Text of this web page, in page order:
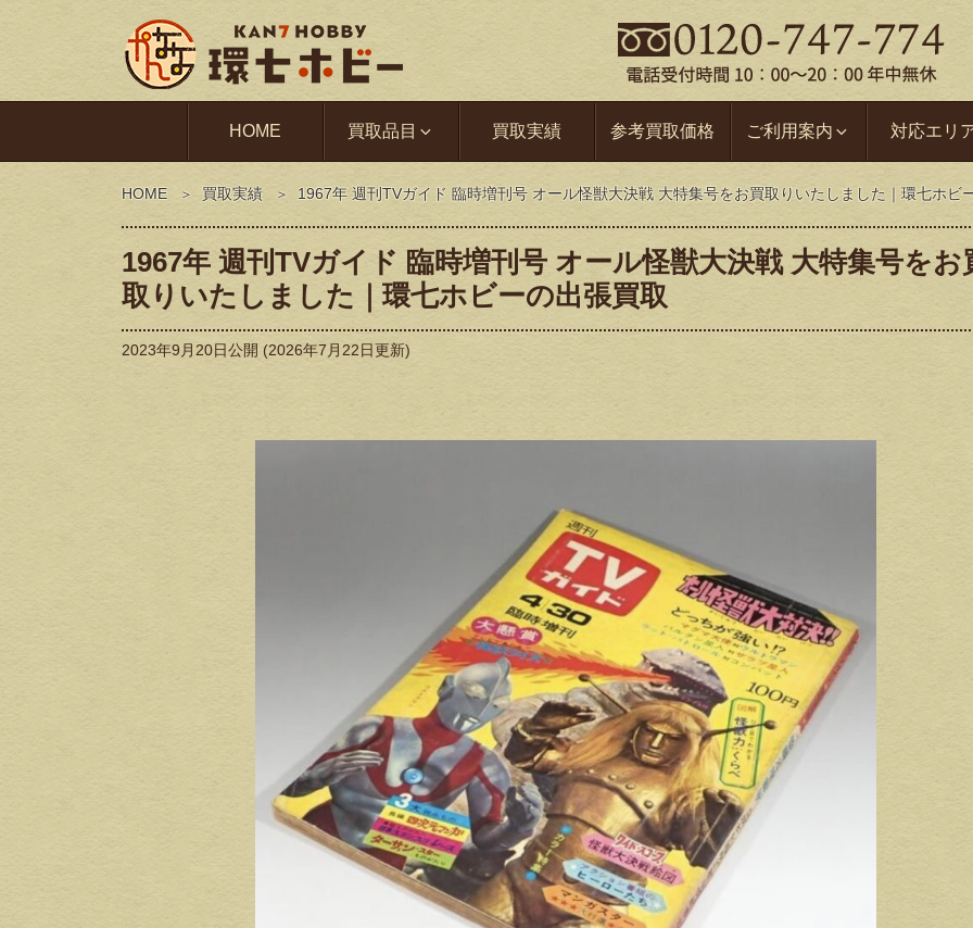
HOME 買取品目 買取実績 参考買取価格 ご利用案内 対応エリ
HOME 買取実績 1967年 週刊TVガイド 臨時増刊号 オール怪獣大決戦 大特集号をお買取りいたしました｜環七ホビ
1967年 週刊TVガイド 臨時増刊号 オール怪獣大決戦 大特集号をお
取りいたしました｜環七ホビーの出張買取
2023年9月20日公開 (2026年7月22日更新)